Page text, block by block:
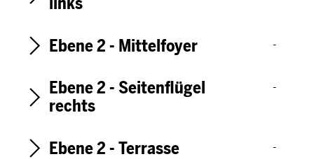
Ebene 2 - Mittelfoyer -
Ebene 2 - Seitenflügel
rechts
-
Ebene 2 - Terrasse -